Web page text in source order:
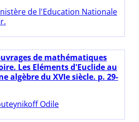
de l'Education Nationale
de mathématiques
Les Eléments d'Euclide au
algèbre du XVIe siècle. p. 29-
Odile